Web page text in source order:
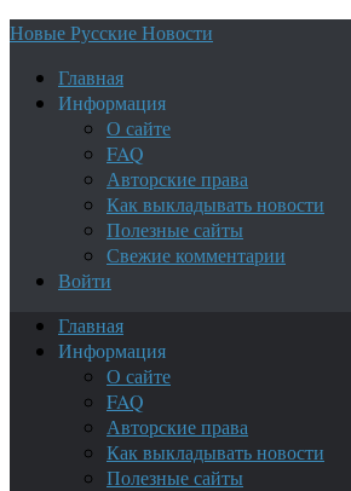
Новые Русские Новости
Главная
Информация
О сайте
FAQ
Авторские права
Как выкладывать новости
Полезные сайты
Свежие комментарии
Войти
Главная
Информация
О сайте
FAQ
Авторские права
Как выкладывать новости
Полезные сайты